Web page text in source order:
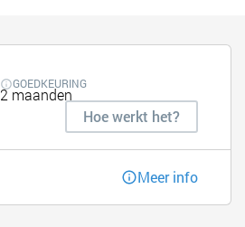
GOEDKEURING
2 maanden
Hoe werkt het?
Meer info